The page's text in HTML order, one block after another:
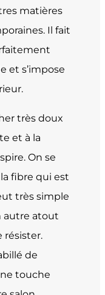
matières
Il fait
et s’impose
très doux
et à la
On se
fibre qui est
très simple
autre atout
résister.
de
touche